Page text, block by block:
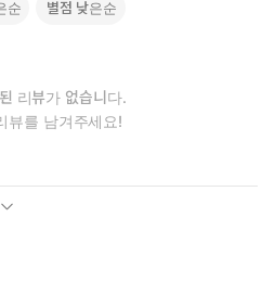
순 별점 낮은순
리뷰가 없습니다.
뷰를 남겨주세요!